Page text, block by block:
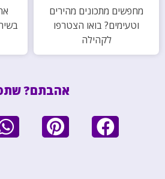
מחפשים מתכונים מהירים
וטעימים? בואו הצטרפו
לקהילה
אהבתם?